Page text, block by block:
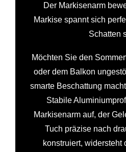
Der Markisenarm
Markise spannt sich
Schatten
Möchten Sie den
oder dem Balkon
smarte Beschattung
Stabile
Markisenarm auf, der
Tuch präzise nach
konstruiert, widersteht